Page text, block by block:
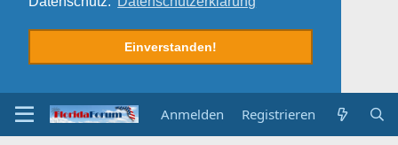
Einverstanden!
Anmelden Registrieren